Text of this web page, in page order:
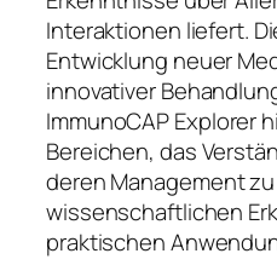
Interaktionen liefert.
Entwicklung neuer
innovativer
ImmunoCAP Explorer
Bereichen, das
deren Management
wissenschaftlichen
praktischen